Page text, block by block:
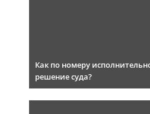
Как по номеру
решение суда?